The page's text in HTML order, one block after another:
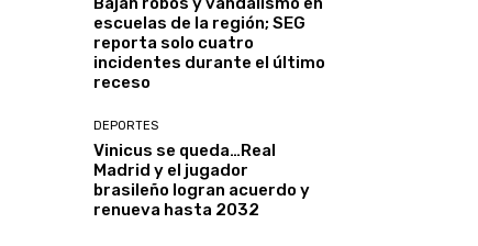
escuelas de la región; SEG
reporta solo cuatro
incidentes durante el último
receso
DEPORTES
Vinicus se queda…Real
Madrid y el jugador
brasileño logran acuerdo y
renueva hasta 2032